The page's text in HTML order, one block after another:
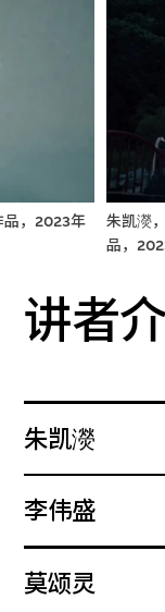
朱凯濙
品，
品，2023年
讲者
朱凯濙
李伟盛
莫颂灵